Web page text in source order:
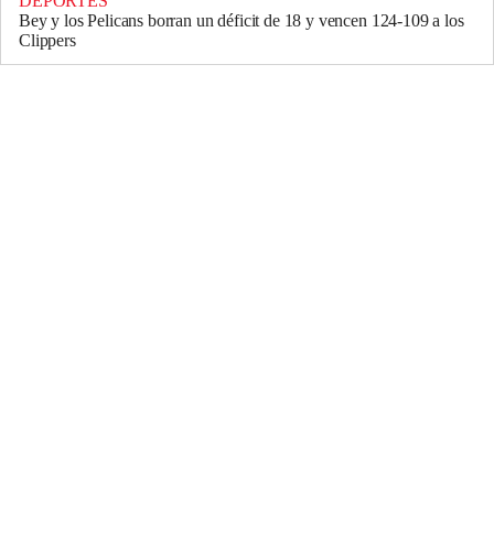
Bey y los Pelicans borran un déficit de 18 y vencen 124-109 a los
Clippers